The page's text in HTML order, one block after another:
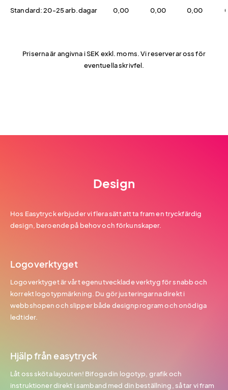
Standard: 20-25 arb.dagar 0,00 0,00 0,00
Priserna är angivna i SEK exkl. moms. Vi reserverar oss för
eventuella skrivfel.
Design
Hos Easytryck erbjuder vi flera sätt att ta fram en tryckfärdig
design, beroende på behov och förkunskaper.
Logoverktyget
Logoverktyget är vårt egenutvecklade verktyg för snabb och
korrekt logotypmärkning. Du gör justeringarna direkt i
webbshopen och slipper både designprogram och onödiga
ledtider.
Hjälp från easytryck
Låt oss sköta layouten! Bifoga din logotyp, grafik och
instruktioner direkt i samband med din beställning, så tar vi fram